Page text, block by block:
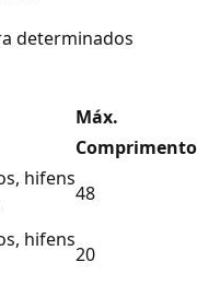
determinados
Máx.
Comprimento
hifens
48
hifens
20